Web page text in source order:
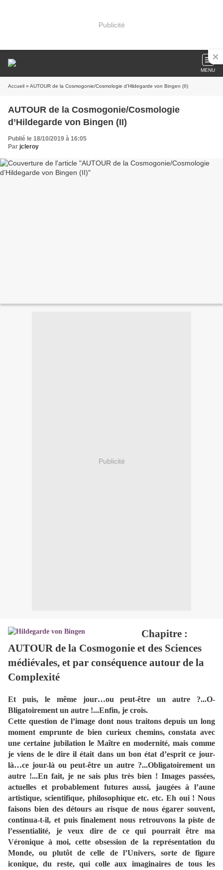
Publicité
MENU
Accueil » AUTOUR de la Cosmogonie/Cosmologie d’Hildegarde von Bingen (II)
AUTOUR de la Cosmogonie/Cosmologie
d’Hildegarde von Bingen (II)
Publié le 18/10/2019 à 16:05
Par jcleroy
Publicité
Chapitre :
AUTOUR de la Cosmogonie et des Sciences
médiévales, et par conséquence autour de la
Complexité
Et puis, le même jour…ou peut-être un autre ?...O-
Bligatoirement un autre !...Enfin, je crois.
Cette question de l’image dont nous traitons depuis un long moment emprunte de bien curieux chemins, constata avec une certaine jubilation le Maître en modernité, mais comme je viens de le dire il était dans un bon état d’esprit ce jour-là…ce jour-là ou peut-être un autre ?...Obligatoirement un autre !...En fait, je ne sais plus très bien ! Images passées, actuelles et probablement futures aussi, jaugées à l’aune artistique, scientifique, philosophique etc. etc. Eh oui ! Nous faisons bien des détours au risque de nous égarer souvent, continua-t-il, et puis finalement nous retrouvons la piste de l’essentialité, je veux dire de ce qui pourrait être ma Véronique à moi, cette obsession de la représentation du Monde, ou plutôt de celle de l’Univers, sorte de figure iconique, du reste, qui colle aux imaginaires de tous les Hommes de toutes les époques, qu’ils soient artistes, scientifiques, philosophes etc. etc. Il est vrai que ce sont deux artistes d’exception, Mondrian et Malevitch, que nous avons étudiés chacun de notre côté manifestement, qui par leur désir absolu d’abstraction, donc de rejet affirmé de la représentation, et par cet autre, irrépressible, de conquête d’un espace que l’on commençait à découvrir « véritablement », par contamination pour l’un et par envol pour l’autre, nous ont quelque peu servis de boussoles pour nous diriger parmi ce tas d’images qui ne sont pas du tout faciles à décrypter, pas du tout. Vous, vous avez abordé le sujet, je veux dire l’Image, à partir du Moyen Age Tardif, avec Jean Fouquet et ses enluminures, toute cette histoire de La Véronique/Véronique que vous avez ensuite pistée à travers les siècles, de Robert Campin à Jeff Wall en passant par Martin Schongauer et Allan Kaprow, et bien des autres encore, alors moi j’ai décidé de vous y ramener au Moyen Age, et bien avant Fouquet, avec d’autres enluminures, et tenez-vous bien, je vais vous parler d’une religieuse ! Mais pas de ce genre de nonnette toute confite qui égrène ou égraine, comme on voudra, des rosaires. Non ! Une visionnaire celle-ci, la « Sybille du Rhin » comme on la surnommait alors, la « Prophetessa teutonica », dotée du plus bel esprit de son siècle, le douzième de l’ère chrétienne, et peut-être des suivants, un individu singulier, bien que mystique évidemment, mais avec une conception évolutive de l’Univers, et aussi cette très belle idée, que nous partageons tous deux me semble-t-il, que tout est rattaché à tout dans le Grand Tout. On pourrait avancer, avec une grande prudence cependant, que cet exégète hors pair s’adonnait à l’holisme, au monisme, et à une foule d’autres choses encore, dont l’émergence, et ceci bien avant que les concepts afférents ne soient dûment forgés. On y reviendra. Hildegarde von Bingen était tout à la fois naturaliste, médecin, le plus important de son temps dit-on, femme de lettres, puisqu’elle a écrit un nombre significatif de livres et entretenu des correspondances de haut niveau, avec le Pape et l’Empereur ce qui n’est pas rien, peintre d’enluminures, compositrice de musique sacrée, prédicatrice ou prophétesse, on dirait aujourd’hui conférencière, ou Madame la Ministre puisque ministère il y a, fondatrice et animatrice de couvents, on dirait aujourd’hui entrepreneuse, ou créatrice de start-ups puisqu’elle innovait considérablement et constamment, et tout ceci, bien que femme dans un monde fabriqué par les hommes pour les hommes, lui valut et lui vaut encore un immense respect. Hildegarde était donc un individu exceptionnellement doué, une femme savante, un esprit universel en son temps, bien que mystique évidemment, mais, pour une femme de bonne extraction surtout, voire de très haute comme elle, à l’époque médiévale et durant pas mal de siècles après, point de salut en dehors du mariage « arrangé », comme on qualifierait ces épousailles aujourd’hui, ou bien, et c’est le cas ici, de l’institution ecclésiale et de l’adoption sans condition du dogme qui va avec. Allez ouste ma fille ! Au couvent ! Tout, la médecine, le naturalisme, la musique et le reste, repose et tourne autour des visions qu’elle aurait eues dès son plus jeune âge, non pas dans un état d’extase, affirmait-elle, mais en pleine conscience, à l’état d’éveil, jours et nuits précisait-elle, mais dans la souffrance tout de même, très grande cette souffrance. Certains évoquent de possibles migraines ophtalmiques car elle en avait plein les yeux des visions, Hildegarde. A voir ! Avec elle, rien des sublimes orgasmes vécus par de voluptueuses créatures qui enflammèrent une partie de la peinture et surtout de la sculpture dites sacrées des siècles à venir, la « Transverbération de sainte Thérèse » du Bernin constituant presque un sommet de transport sexuel prétendument mystique. Non ! Hildegarde était une femme gravement appliquée à l’étude…bien que non ignorante des choses du sexe, il faut le préciser. Toutes ses connaissances, ses savoir-faire, et les productions de son imagination, car imagination il y a puisque Hildegarde était également une artiste, sont reliés ensemble, s’enchaînent, s’organisent, forment un continuum, une unité, afin de communiquer aux Hommes la parole que son dieu lui a transmise au moyen des images qui ont peuplé ses « visions ». Les images sont une illustration de la parole divine et elle va en livrer certaines dans les enluminures qui ornent deux des trois livres où elle rapporte lesdites visions, à savoir le « Scito Vias Domini », ou « Liber Scivias », ou tout simplement LE « Scivias », c’est-à-dire une proposition/injonction « Connais les voies de Dieu », d’une part, et « De operatione Dei », ou bien encore le « Liber divinorum operum », si on préfère mais ce qui n’est pas plus simple, le « Livre des œuvres divines », d’autre part. Quand je citerai ces livres, je dirai le « Scivias » et le « Liber operum », comme tout le monde d’ailleurs. Pourquoi chercher des complications ? On omettra le « Liber vitae meritorum », le « Livre des mérites », parce que d’abord il ne propose pas d’images, et puis aussi parce que sa thématique, le combat des vices et des vertus, est à dix-mille lieues de nos centres d’intérêt et de notre propos à tous deux. Vous savez que ça me fait tout drôle de parler en latin comme un curé ! me signala dans une sorte de gloussement le Maître en modernité pour tenter de s’affermir probablement. Donc, dans le « Scivias » et le « Liber operum », il y a quatre enluminures qui exposent les conceptions cosmogoniques et cosmologiques d’Hildegarde von Bingen, poursuivit-il. Ces images sont évidemment plongées dans le potage froid d’un judéo-christianisme fortement épicé d’antiques pensées marmoréennes, Aristote, Hipparque, Ptolémée, et quelques autres, mais la subtilité et la poésie d’Hildegarde parviennent à faire bouillonner tout ce brouet. Bon ! C’est vrai ! Je me montre un peu léger à l’égard de ces penseurs anciens que je viens de citer, car ils incarnent quand même les plus beaux esprits de leurs temps respectifs, des esprits universels eux-aussi…dans leurs temps respectifs. Même, ce sont là tous gens à l’égard desquels j’éprouve une grande tendresse et une profonde admiration…patriotiques en partie puisque tous des Grecs (1). Dans le « Scivias » Hildegarde représente l’Univers en création sous la forme d’un incendie, un OEUF ARDENT, dont les longues flammes jaunes d’or dévorent le cadre au motif d’écume végétale qui tentait de le contenir. Il y a comme un embrasement de la page enluminée. En fait, cet univers est un œuf à double coquilles qui se détache sur un fond bleu constellé de minuscules étoiles toutes blanches, comme des flocons de neige, lui-même contenant un autre quadrangle de couleur verte, toile de fond de « viridité » toute hildegardienne, presque dissimulé par l’œuf enflammé. La seconde coquille, bien que plus mince, semble franchement plus inquiétante parce que noire et peuplée de sortes d’amas globulaires blancs crachant vers l’extérieur de fines flammes rouges qui paraissent être de nature à alimenter la coquille ardente, des incendiaires, bien davantage que des braises puisque « feu ténébreux », donc inquiétant, selon Hildegarde. L’intérieur de l’œuf est occupé par un ciel d’un bleu profond, « l’éther pur », moucheté de grosses étoiles jaunes et de plus petites toutes blanches, espace apaisé comme l’œil d’un typhon. Enfin, en plein centre de l’image et de l’œuf, une grosse boule agitée tel un liquide en ébullition, ou bien encore une mer intérieure tourmentée de tempêtes sauvages, une terre en formation couverte d’océans tumultueux, tout un monde grouillant de créatures imprécises, un cercle de crustacés ou de méduses vaguement orangés, une espèce de baleine tricéphale soufflant de tous ses évents vers la lune, et en son cœur un anneau aqueux fortement ondulé renfermant un nouvel amas globulaire, gros cette fois comme une grappe d’œufs de très gros poisson, tout un bestiaire en cours de fabrication, léché par une énorme langue blanche, un sexe dilaté offert à toutes les copulations cosmiques. Alors, la Grande Fécondation universelle et fondamentale ? Evidemment ! Mais il y a plein d’autres choses encore, et pas des moindres puisqu’il s’agirait d’éléments potentiellement régulateurs, et puis aussi d’un très haut personnage, le dieu des chrétiens. Dans la première coquille de feu, sur la droite de l’enluminure, il y a une créature écarlate et tricéphale qui souffle/crache de ses trois bouches vers les flammes d’or et le cadre écumeux. Il y en a une autre de même nature et de même occupation mais dirigée uniquement vers les flammes dont sont faites les deux coquilles, de couleur gris-vert au sein de la coquille obscure, et puis une autre encore dans le ciel bleu qui éructe par l’une de ses bouches à destination des étoiles. Ce sont des vents, mais ces vents alimentent-ils les brasiers ou, à l’inverse, tentent-ils de les éteindre comme des bougies ? Le feu et l’eau, les éléments contraires, dans un même œuf cosmique, tout ou partie de la cosmogonie médiévale ampli